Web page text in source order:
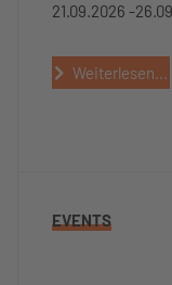
21.09.2026 -
Weiterlesen...
EVENTS